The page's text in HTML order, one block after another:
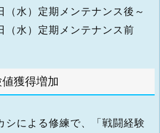
（水）定期メンテナンス後～
（水）定期メンテナンス前
獲得増加
シによる修練で、「戦闘経験